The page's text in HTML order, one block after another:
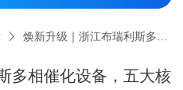
焕新升级｜浙江布瑞利斯多相催化设备，五大核心突破！
多相催化设备，五大核